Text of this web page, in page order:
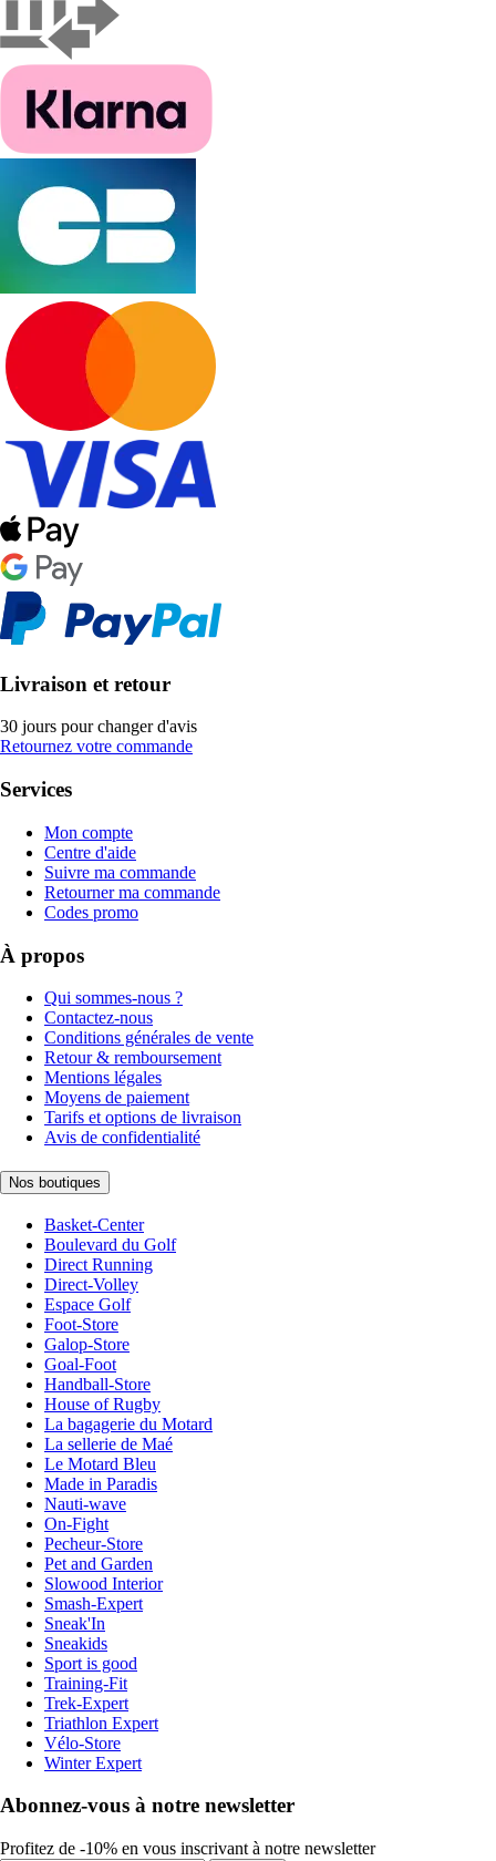
Livraison et retour
30 jours pour changer d'avis
Retournez votre commande
Services
Mon compte
Centre d'aide
Suivre ma commande
Retourner ma commande
Codes promo
À propos
Qui sommes-nous ?
Contactez-nous
Conditions générales de vente
Retour & remboursement
Mentions légales
Moyens de paiement
Tarifs et options de livraison
Avis de confidentialité
Nos boutiques
Basket-Center
Boulevard du Golf
Direct Running
Direct-Volley
Espace Golf
Foot-Store
Galop-Store
Goal-Foot
Handball-Store
House of Rugby
La bagagerie du Motard
La sellerie de Maé
Le Motard Bleu
Made in Paradis
Nauti-wave
On-Fight
Pecheur-Store
Pet and Garden
Slowood Interior
Smash-Expert
Sneak'In
Sneakids
Sport is good
Training-Fit
Trek-Expert
Triathlon Expert
Vélo-Store
Winter Expert
Abonnez-vous à notre newsletter
Profitez de -10% en vous inscrivant à notre newsletter